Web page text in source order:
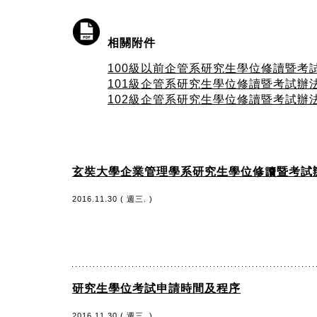
相關附件
100級以前企管系研究生學位修讀暨考
101級企管系研究生學位修讀暨考試辦
102級企管系研究生學位修讀暨考試辦
玄奘大學企業管理學系研究生學位修讀暨考試
2016.11.30 ( 週三. )
研究生學位考試申請時間及程序